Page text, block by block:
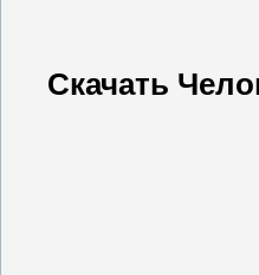
Скачать